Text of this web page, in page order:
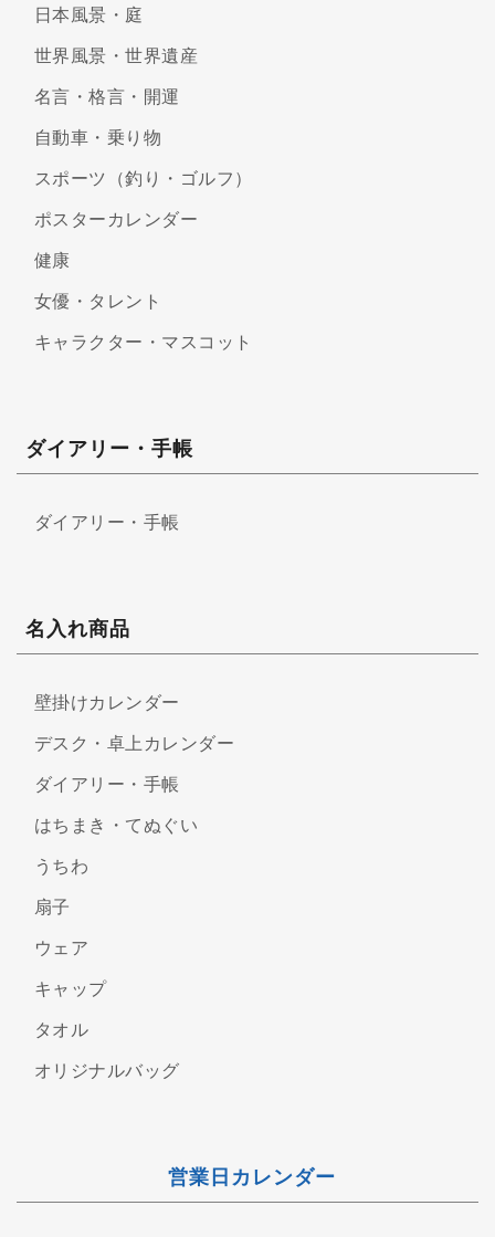
日本風景・庭
世界風景・世界遺産
名言・格言・開運
自動車・乗り物
スポーツ（釣り・ゴルフ）
ポスターカレンダー
健康
女優・タレント
キャラクター・マスコット
ダイアリー・手帳
ダイアリー・手帳
名入れ商品
壁掛けカレンダー
デスク・卓上カレンダー
ダイアリー・手帳
はちまき・てぬぐい
うちわ
扇子
ウェア
キャップ
タオル
オリジナルバッグ
営業日カレンダー